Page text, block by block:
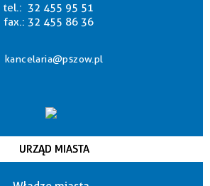
tel.: 32 455 95 51
fax.: 32 455 86 36
kancelaria@pszow.pl
URZĄD MIASTA